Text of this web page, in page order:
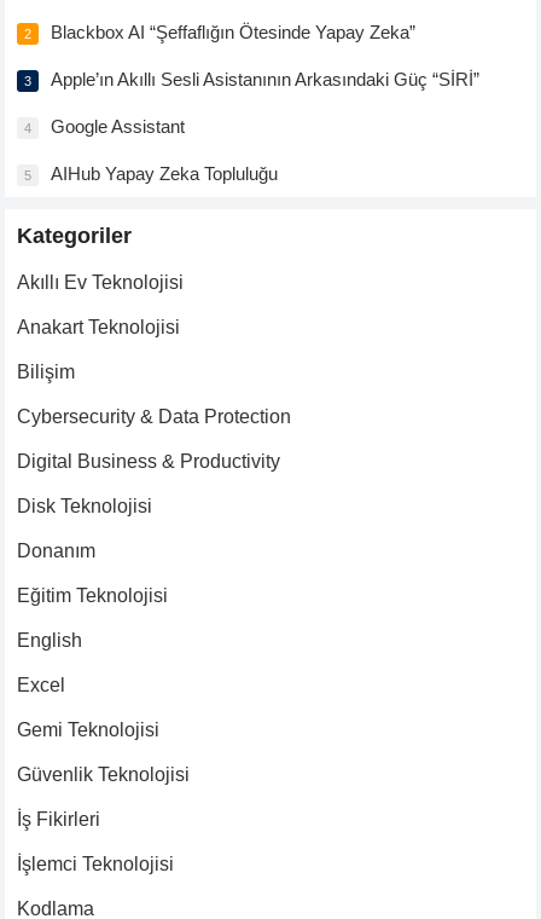
2 Blackbox AI “Şeffaflığın Ötesinde Yapay Zeka”
3 Apple’ın Akıllı Sesli Asistanının Arkasındaki Güç “SİRİ”
4 Google Assistant
5 AIHub Yapay Zeka Topluluğu
Kategoriler
Akıllı Ev Teknolojisi
Anakart Teknolojisi
Bilişim
Cybersecurity & Data Protection
Digital Business & Productivity
Disk Teknolojisi
Donanım
Eğitim Teknolojisi
English
Excel
Gemi Teknolojisi
Güvenlik Teknolojisi
İş Fikirleri
İşlemci Teknolojisi
Kodlama